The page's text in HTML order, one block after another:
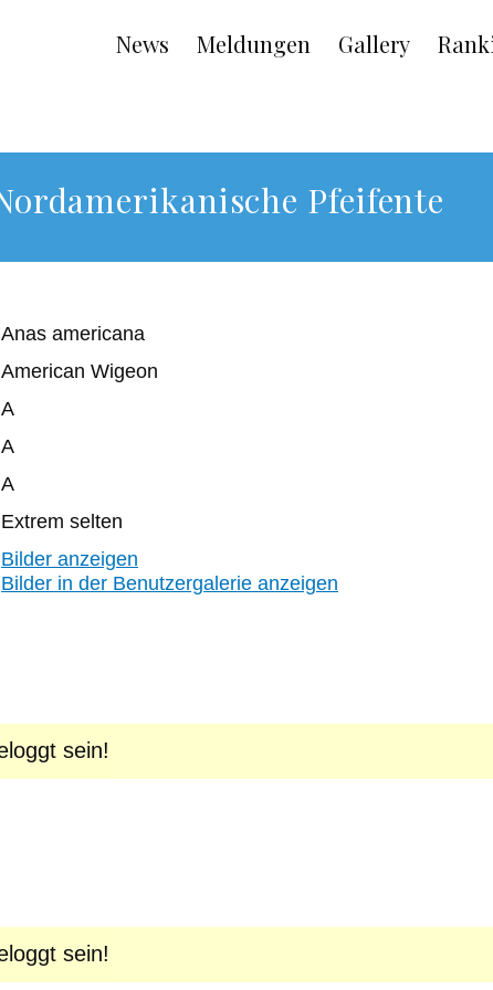
Main
navigation
News Meldungen Gallery
Pfeifente
Anas americana
American Wigeon
A
A
A
Extrem selten
Bilder anzeigen
Bilder in der Benutzergalerie anzeigen
sein!
sein!